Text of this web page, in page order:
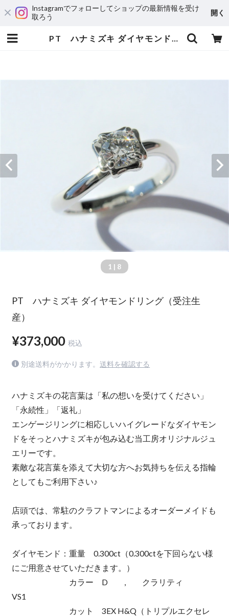
Instagramでフォローしてショップの最新情報を受け
取ろう
開く
PT ハナミズキ ダイヤモンドリング（受注生産） | 宝飾工房 Ｋ’ｓ ＣＲＡＦＴ
1 | 8
PT ハナミズキ ダイヤモンドリング（受注生
産）
¥373,000 税込
別途送料がかかります。 送料を確認する
ハナミズキの花言葉は「私の想いを受けてください」
「永続性」「返礼」
エンゲージリングに相応しいハイグレードなダイヤモン
ドをそっとハナミズキが包み込む当工房オリジナルジュ
エリーです。
素敵な花言葉を添えて大切な方へお気持ちを伝える指輪
としてもご利用下さい♪
店頭では、常駐のクラフトマンによるオーダーメイドも
承っております。
ダイヤモンド：重量 0.300ct（0.300ctを下回らない様
にご用意させていただきます。）
カラー D , クラリティ
VS1
カット 3EX H&Q（トリプルエクセレ